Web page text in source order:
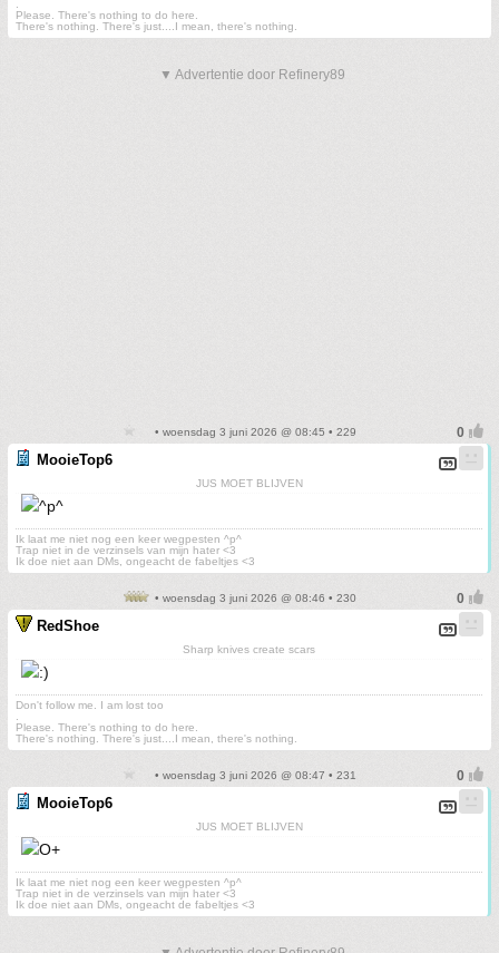
Please. There's nothing to do here.
There's nothing. There's just....I mean, there's nothing.
▼ Advertentie door Refinery89
• woensdag 3 juni 2026 @ 08:45 • 229
MooieTop6
JUS MOET BLIJVEN
Ik laat me niet nog een keer wegpesten ^p^
Trap niet in de verzinsels van mijn hater <3
Ik doe niet aan DMs, ongeacht de fabeltjes <3
• woensdag 3 juni 2026 @ 08:46 • 230
RedShoe
Sharp knives create scars
Don't follow me. I am lost too
Please. There's nothing to do here.
There's nothing. There's just....I mean, there's nothing.
• woensdag 3 juni 2026 @ 08:47 • 231
MooieTop6
JUS MOET BLIJVEN
Ik laat me niet nog een keer wegpesten ^p^
Trap niet in de verzinsels van mijn hater <3
Ik doe niet aan DMs, ongeacht de fabeltjes <3